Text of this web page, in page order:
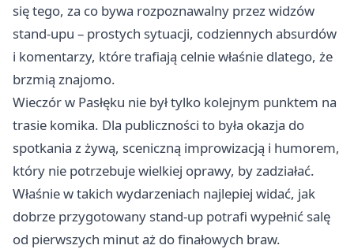
się tego, za co bywa rozpoznawalny przez widzów
stand-upu – prostych sytuacji, codziennych absurdów
i komentarzy, które trafiają celnie właśnie dlatego, że
brzmią znajomo.
Wieczór w Pasłęku nie był tylko kolejnym punktem na
trasie komika. Dla publiczności to była okazja do
spotkania z żywą, sceniczną improwizacją i humorem,
który nie potrzebuje wielkiej oprawy, by zadziałać.
Właśnie w takich wydarzeniach najlepiej widać, jak
dobrze przygotowany stand-up potrafi wypełnić salę
od pierwszych minut aż do finałowych braw.